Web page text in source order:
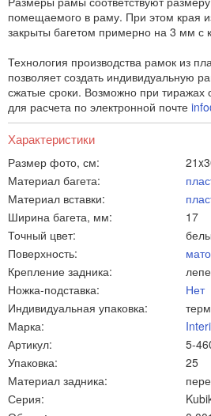
помещаемого в раму. При этом края
закрыты багетом примерно на 3 мм с
Технология производства рамок из
позволяет создать индивидуальную
сжатые сроки. Возможно при тиражах
для расчета по электронной почте
Характеристики
Размер фото, см:
Материал багета:
Материал вставки:
Ширина багета, мм:
17
Точный цвет:
Поверхность:
Крепление задника:
Ножка-подставка:
Нет
Индивидуальная упаковка:
Марка:
Артикул:
5-
Упаковка:
25
Материал задника:
Серия: